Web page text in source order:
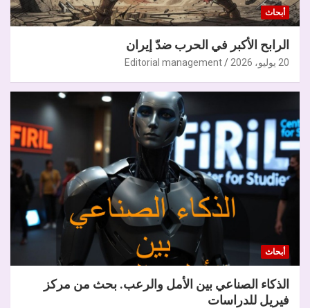
أبحاث
الرابح الأكبر في الحرب ضدّ إيران
20 يوليو، 2026 Editorial management
أبحاث
الذكاء الصناعي بين الأمل والرعب. بحث من مركز
فيريل للدراسات